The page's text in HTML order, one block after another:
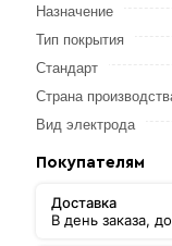
Назначение
Тип покрытия
Стандарт
Страна
Вид электрода
Покупателям
Доставка
В день заказа,